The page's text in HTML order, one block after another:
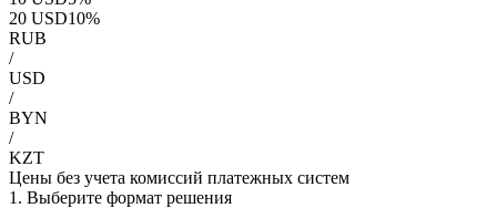
20 USD10%
RUB
/
USD
/
BYN
/
KZT
Цены без учета комиссий платежных систем
1. Выберите формат решения